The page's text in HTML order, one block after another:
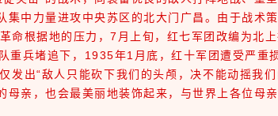
力量进攻中央苏区的北大门广昌。由于战术策
根据地的压力，7月上旬，红七军团改编为北上
重兵堵追下，1935年1月底，红十军团遭受严重
发出“敌人只能砍下我们的头颅，决不能动摇我
母亲，也会最美丽地装饰起来，与世界上各位母亲